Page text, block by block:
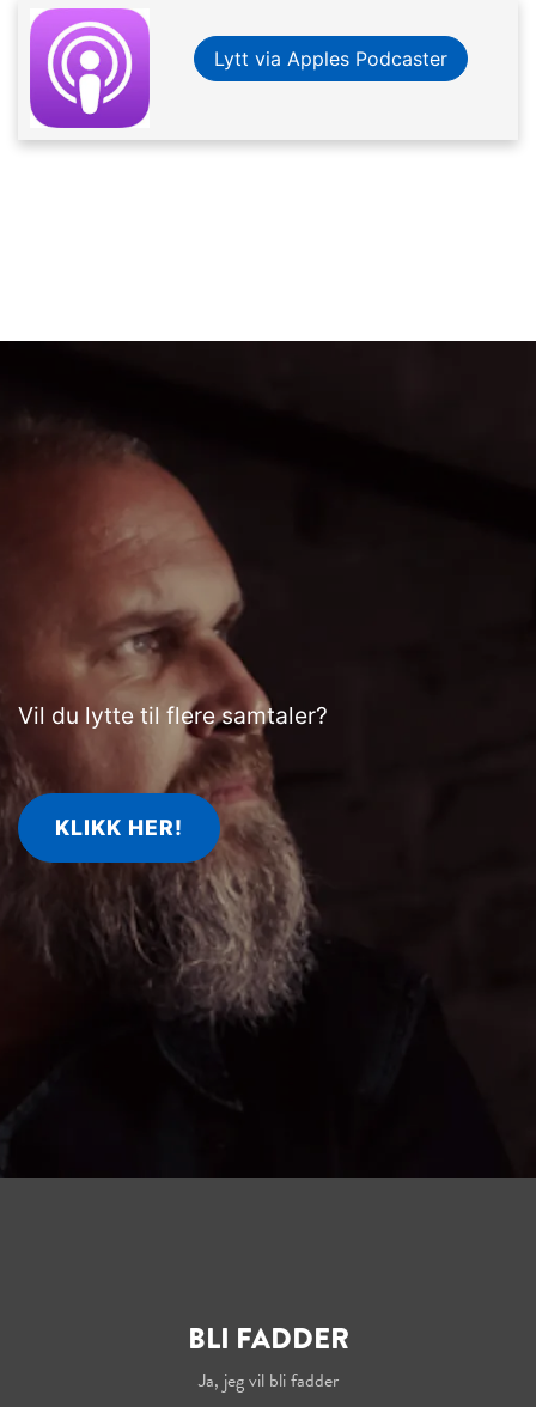
Lytt via Apples Podcaster
Vil du lytte til flere samtaler?
KLIKK HER!
BLI FADDER
Ja, jeg vil bli fadder